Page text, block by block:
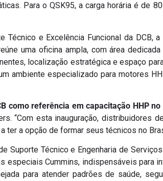
Para o QSK95, a carga horária é de
Técnico e Excelência Funcional da DCB,
uma oficina ampla, com área
localização estratégica e espaço
ambiente especializado para motores
como referência em capacitação HHP no
“Com esta inauguração, distribuidores
ter a opção de formar seus técnicos no
Suporte Técnico e Engenharia de
especiais Cummins, indispensáveis para
para atender padrões de saúde,